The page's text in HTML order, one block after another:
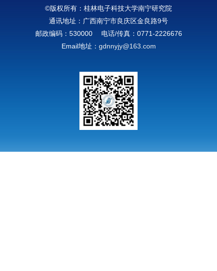
©版权所有：桂林电子科技大学南宁研究院
通讯地址：广西南宁市良庆区金良路9号
邮政编码：530000 电话/传真：0771-2226676
Email地址： gdnnyjy@163.com